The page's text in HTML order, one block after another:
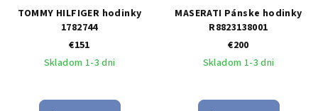
TOMMY HILFIGER hodinky
1782744
€151
Skladom 1-3 dni
MASERATI Pánske hodinky
R8823138001
€200
Skladom 1-3 dni